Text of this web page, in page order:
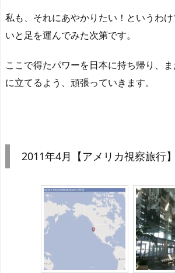
私も、それにあやかりたい！というわ
いと足を運んでみた次第です。
ここで得たパワーを日本に持ち帰り、
に立てるよう、頑張っていきます。
2011年4月【アメリカ視察旅行】